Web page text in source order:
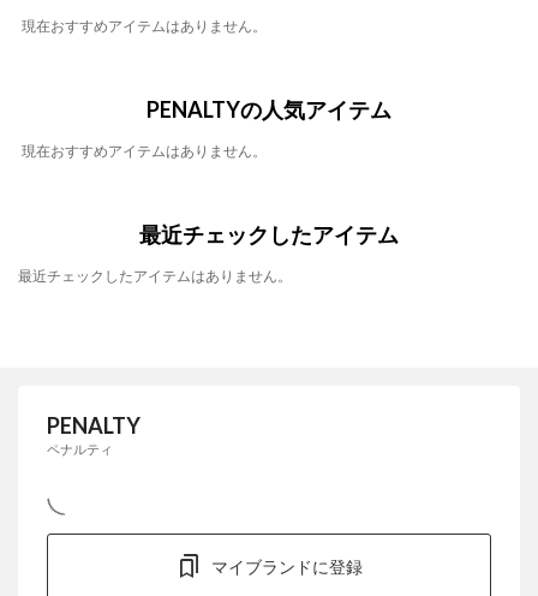
現在おすすめアイテムはありません。
PENALTYの人気アイテム
現在おすすめアイテムはありません。
最近チェックしたアイテム
最近チェックしたアイテムはありません。
PENALTY
ペナルティ
マイブランドに登録